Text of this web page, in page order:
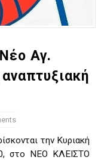
Αγ.
την Κυριακή
στο ΝΕΟ ΚΛΕΙΣΤΟ